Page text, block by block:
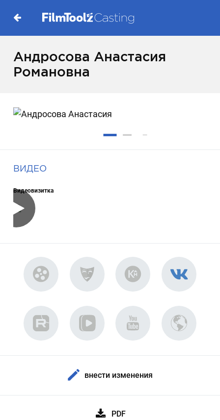
Андросова Анастасия
Романовна
ВИДЕО
Видеовизитка
внести изменения
PDF